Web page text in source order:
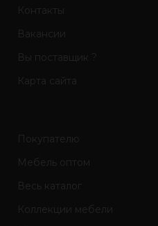
Контакты
Вакансии
Вы поставщик ?
Карта сайта
Покупателю
Мебель оптом
Весь каталог
Коллекции мебели